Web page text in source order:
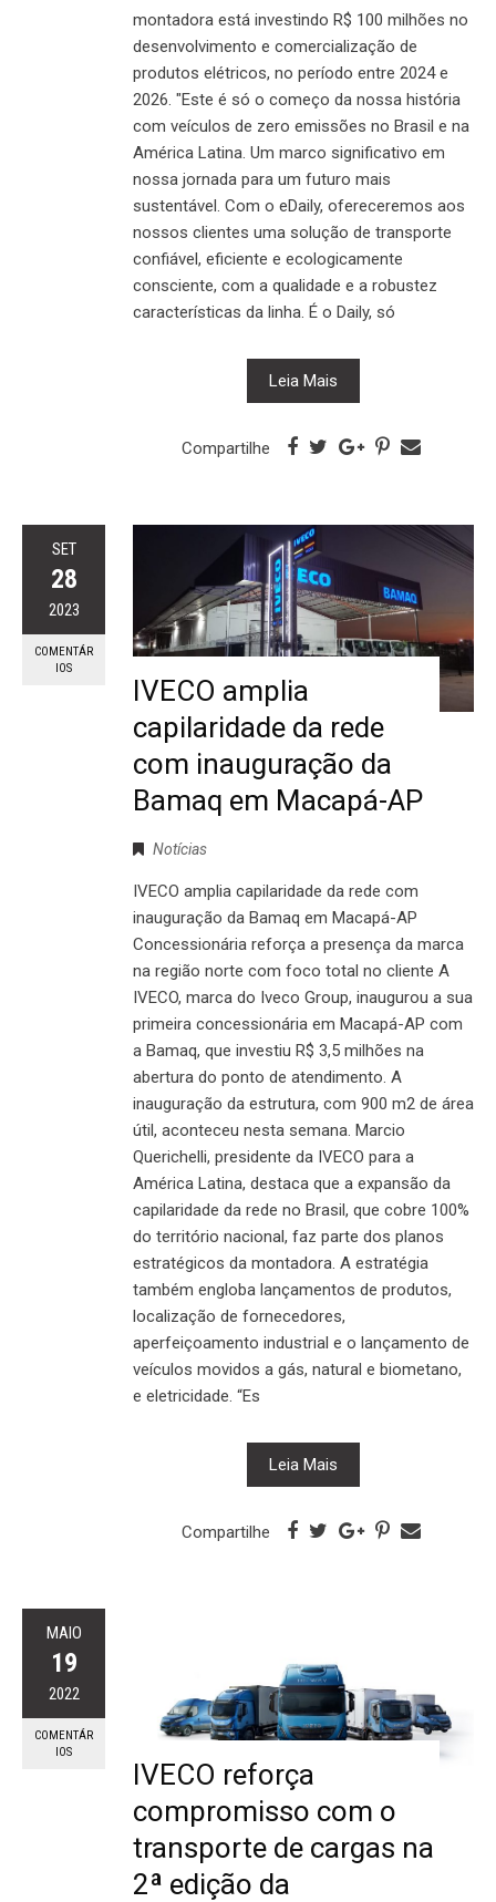
montadora está investindo R$ 100 milhões no
desenvolvimento e comercialização de
produtos elétricos, no período entre 2024 e
2026. "Este é só o começo da nossa história
com veículos de zero emissões no Brasil e na
América Latina. Um marco significativo em
nossa jornada para um futuro mais
sustentável. Com o eDaily, ofereceremos aos
nossos clientes uma solução de transporte
confiável, eficiente e ecologicamente
consciente, com a qualidade e a robustez
características da linha. É o Daily, só
Leia Mais
Compartilhe
SET
28
2023
COMENTÁR
IOS
IVECO amplia
capilaridade da rede
com inauguração da
Bamaq em Macapá-AP
Notícias
IVECO amplia capilaridade da rede com
inauguração da Bamaq em Macapá-AP
Concessionária reforça a presença da marca
na região norte com foco total no cliente A
IVECO, marca do Iveco Group, inaugurou a sua
primeira concessionária em Macapá-AP com
a Bamaq, que investiu R$ 3,5 milhões na
abertura do ponto de atendimento. A
inauguração da estrutura, com 900 m2 de área
útil, aconteceu nesta semana. Marcio
Querichelli, presidente da IVECO para a
América Latina, destaca que a expansão da
capilaridade da rede no Brasil, que cobre 100%
do território nacional, faz parte dos planos
estratégicos da montadora. A estratégia
também engloba lançamentos de produtos,
localização de fornecedores,
aperfeiçoamento industrial e o lançamento de
veículos movidos a gás, natural e biometano,
e eletricidade. “Es
Leia Mais
Compartilhe
MAIO
19
2022
COMENTÁR
IOS
IVECO reforça
compromisso com o
transporte de cargas na
2ª edição da